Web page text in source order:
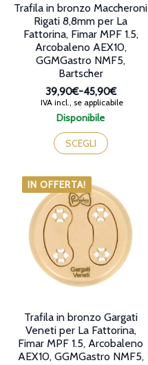
Disponibile
Trafila in bronzo Maccheroni
Rigati 8,8mm per La
Fattorina, Fimar MPF 1.5,
Arcobaleno AEX10,
GGMGastro NMF5,
Bartscher
39,90€-45,90€
Fascia
di
da
39,90€
45,90€
IVA incl., se applicabile
SCEGLI
Questo
prodotto
ha
varianti.
Le
opzioni
possono
essere
scelte
nella
pagina
del
IN OFFERTA!
Trafila in bronzo Gargati
Veneti per La Fattorina,
Fimar MPF 1.5, Arcobaleno
AEX10, GGMGastro NMF5,